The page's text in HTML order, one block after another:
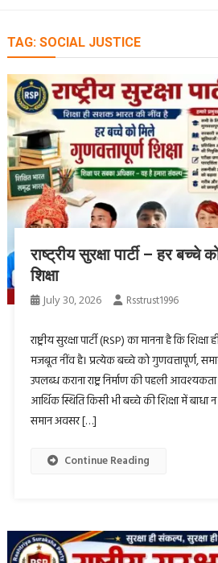
TAG: SOCIAL JUSTICE
राष्ट्रीय सुरक्षा पार्टी – हर बच्चे
शिक्षा
July 30, 2026 Rsstrust1996
राष्ट्रीय सुरक्षा पार्टी (RSP) का मानना है कि
मजबूत नींव है। प्रत्येक बच्चे को गुणवत्तापूर्ण,
उपलब्ध कराना राष्ट्र निर्माण की पहली
आर्थिक स्थिति किसी भी बच्चे की शिक्षा में बाधा
समान अवसर […]
Continue Reading